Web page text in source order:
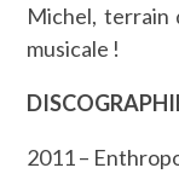
Michel, terrain
musicale !
2011 –